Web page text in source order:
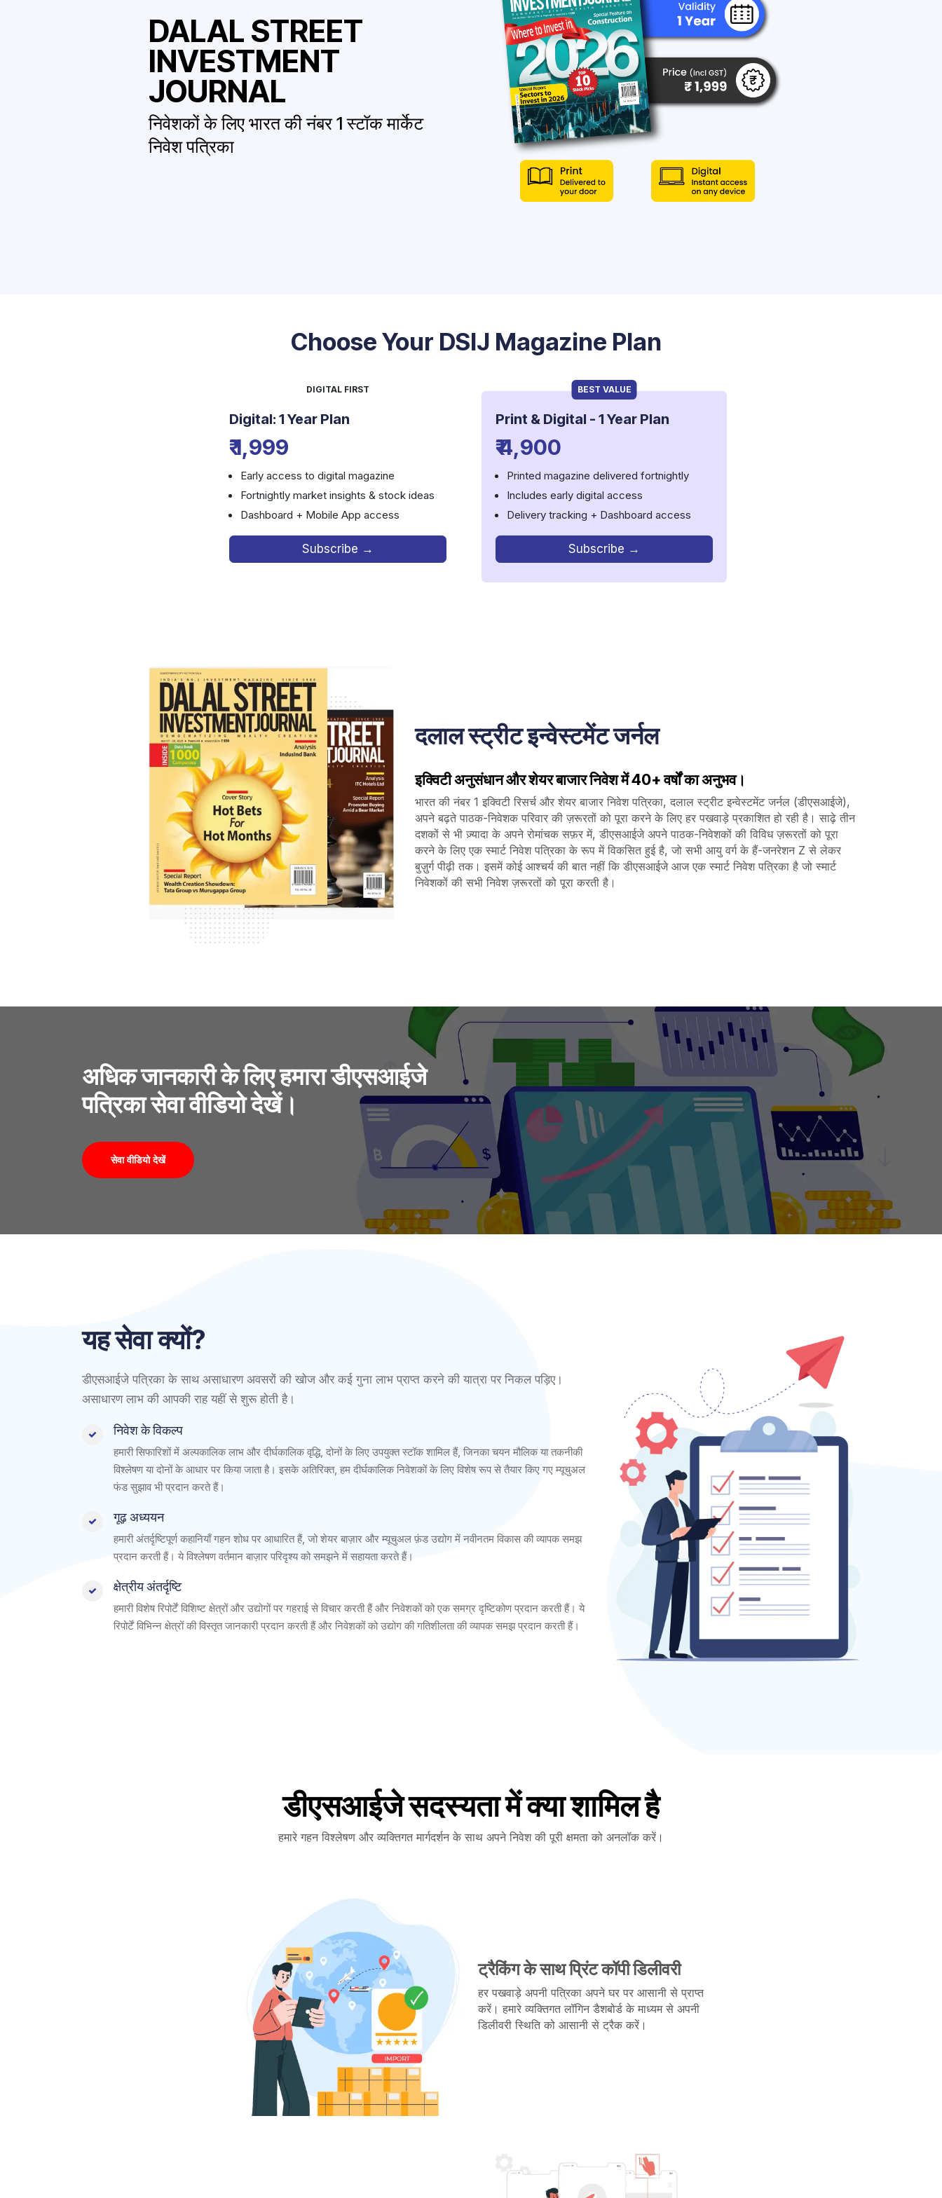
DALAL STREET
INVESTMENT
JOURNAL
निवेशकों के लिए भारत की नंबर 1 स्टॉक मार्केट
निवेश पत्रिका
Choose Your DSIJ Magazine Plan
DIGITAL FIRST
Digital: 1 Year Plan
₹ 1,999
Early access to digital magazine
Fortnightly market insights & stock ideas
Dashboard + Mobile App access
Subscribe →
BEST VALUE
Print & Digital - 1 Year Plan
₹ 4,900
Printed magazine delivered fortnightly
Includes early digital access
Delivery tracking + Dashboard access
Subscribe →
दलाल स्ट्रीट इन्वेस्टमेंट जर्नल
इक्विटी अनुसंधान और शेयर बाजार निवेश में 40+ वर्षों का अनुभव।
भारत की नंबर 1 इक्विटी रिसर्च और शेयर बाजार निवेश पत्रिका, दलाल स्ट्रीट इन्वेस्टमेंट जर्नल (डीएसआईजे),
अपने बढ़ते पाठक-निवेशक परिवार की ज़रूरतों को पूरा करने के लिए हर पखवाड़े प्रकाशित हो रही है। साढ़े तीन
दशकों से भी ज़्यादा के अपने रोमांचक सफ़र में, डीएसआईजे अपने पाठक-निवेशकों की विविध ज़रूरतों को पूरा
करने के लिए एक स्मार्ट निवेश पत्रिका के रूप में विकसित हुई है, जो सभी आयु वर्ग के हैं-जनरेशन Z से लेकर
बुज़ुर्ग पीढ़ी तक। इसमें कोई आश्चर्य की बात नहीं कि डीएसआईजे आज एक स्मार्ट निवेश पत्रिका है जो स्मार्ट
निवेशकों की सभी निवेश ज़रूरतों को पूरा करती है।
अधिक जानकारी के लिए हमारा डीएसआईजे
पत्रिका सेवा वीडियो देखें।
सेवा वीडियो देखें
यह सेवा क्यों?
डीएसआईजे पत्रिका के साथ असाधारण अवसरों की खोज और कई गुना लाभ प्राप्त करने की यात्रा पर निकल पड़िए।
असाधारण लाभ की आपकी राह यहीं से शुरू होती है।
निवेश के विकल्प
हमारी सिफारिशों में अल्पकालिक लाभ और दीर्घकालिक वृद्धि, दोनों के लिए उपयुक्त स्टॉक शामिल हैं, जिनका चयन मौलिक या तकनीकी
विश्लेषण या दोनों के आधार पर किया जाता है। इसके अतिरिक्त, हम दीर्घकालिक निवेशकों के लिए विशेष रूप से तैयार किए गए म्यूचुअल
फंड सुझाव भी प्रदान करते हैं।
गूढ़ अध्ययन
हमारी अंतर्दृष्टिपूर्ण कहानियाँ गहन शोध पर आधारित हैं, जो शेयर बाज़ार और म्यूचुअल फ़ंड उद्योग में नवीनतम विकास की व्यापक समझ
प्रदान करती हैं। ये विश्लेषण वर्तमान बाज़ार परिदृश्य को समझने में सहायता करते हैं।
क्षेत्रीय अंतर्दृष्टि
हमारी विशेष रिपोर्टें विशिष्ट क्षेत्रों और उद्योगों पर गहराई से विचार करती हैं और निवेशकों को एक समग्र दृष्टिकोण प्रदान करती हैं। ये
रिपोर्टें विभिन्न क्षेत्रों की विस्तृत जानकारी प्रदान करती हैं और निवेशकों को उद्योग की गतिशीलता की व्यापक समझ प्रदान करती हैं।
डीएसआईजे सदस्यता में क्या शामिल है
हमारे गहन विश्लेषण और व्यक्तिगत मार्गदर्शन के साथ अपने निवेश की पूरी क्षमता को अनलॉक करें।
ट्रैकिंग के साथ प्रिंट कॉपी डिलीवरी
हर पखवाड़े अपनी पत्रिका अपने घर पर आसानी से प्राप्त
करें। हमारे व्यक्तिगत लॉगिन डैशबोर्ड के माध्यम से अपनी
डिलीवरी स्थिति को आसानी से ट्रैक करें।